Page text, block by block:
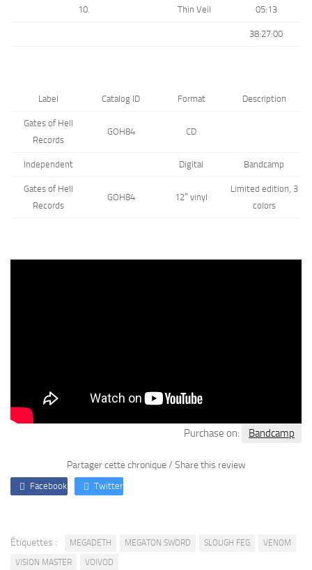
10. Thin Veil 05:13
38:27:00
Label Catalog ID Format Description
Gates of Hell
Records
GOH84 CD
Independent Digital Bandcamp
Gates of Hell
Records
GOH84 12″ vinyl
Limited edition, 3
colors
Purchase on: Bandcamp
Partager cette chronique / Share this review
Facebook Twitter
Étiquettes : MEGADETH MEGATON SWORD SLOUGH FEG
VENOM
VISION MASTER
VOIVOD